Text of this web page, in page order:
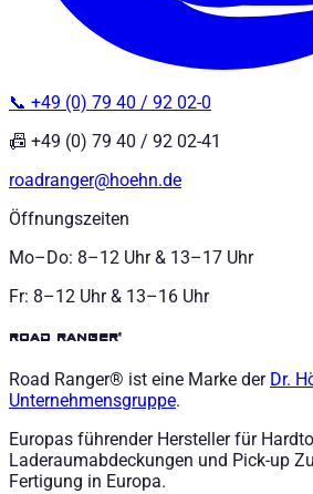
📞 +49 (0) 79 40 / 92 02-0
📠 +49 (0) 79 40 / 92 02-41
roadranger@hoehn.de
Öffnungszeiten
Mo–Do: 8–12 Uhr & 13–17 Uhr
Fr: 8–12 Uhr & 13–16 Uhr
road ranger®
Road Ranger® ist eine Marke der Dr.
Unternehmensgruppe.
Europas führender Hersteller für
Laderaumabdeckungen und Pick-up
Fertigung in Europa.